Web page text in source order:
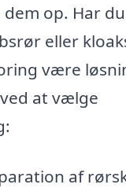
op. Har
eller
være
at vælge
af